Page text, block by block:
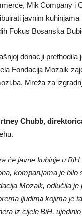
Mik Company i
javnim
Fokus Bosanska
donaciji
Fondacija Mozaik
Mreža za
Chubb,
će javne kuhinje u
kompanijama je bilo
Mozaik, odlučila je
ljudima kojima je
iz cijele BiH,